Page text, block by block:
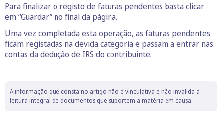
Para finalizar o registo de faturas pendentes basta clicar
em “Guardar” no final da página.
Uma vez completada esta operação, as faturas pendentes
ficam registadas na devida categoria e passam a entrar nas
contas da dedução de IRS do contribuinte.
A informação que consta no artigo não é vinculativa e não invalida a
leitura integral de documentos que suportem a matéria em causa.